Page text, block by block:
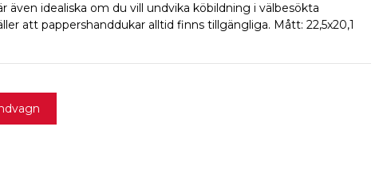
även idealiska om du vill undvika köbildning i välbesökta
att pappershanddukar alltid finns tillgängliga. Mått: 22,5x20,1